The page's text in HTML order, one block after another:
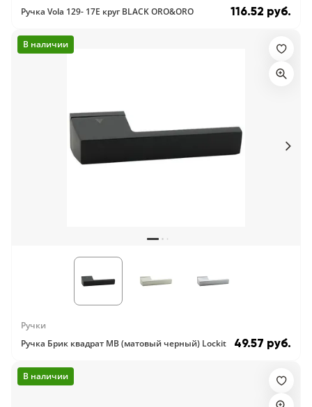
Ручка Vola 129- 17E круг BLACK ORO&ORO
116.52 руб.
В наличии
Ручки
Ручка Брик квадрат MB (матовый черный) Lockit
49.57 руб.
В наличии